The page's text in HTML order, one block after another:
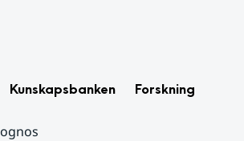
Kunskapsbanken Forskning